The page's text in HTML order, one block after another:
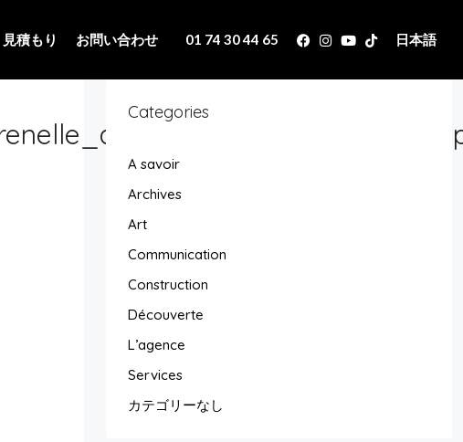
見積もり お問い合わせ 01 74 30 44 65 日本語
Categories
A savoir
Archives
Art
Communication
Construction
Découverte
L’agence
Services
カテゴリーなし